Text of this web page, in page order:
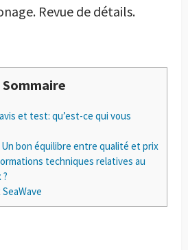
Revue de détails.
Sommaire
et test: qu’est-ce qui vous
Un bon équilibre entre qualité et prix
techniques relatives au